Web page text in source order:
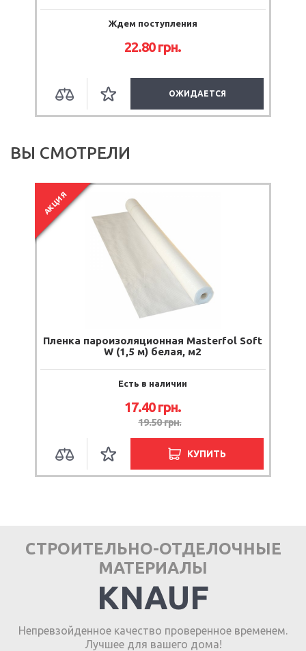
Ждем поступления
22.80грн.
ОЖИДАЕТСЯ
ВЫ СМОТРЕЛИ
АКЦИЯ
Пленка пароизоляционная Masterfol Soft
W (1,5 м) белая, м2
Есть в наличии
17.40грн.
19.50грн.
КУПИТЬ
СТРОИТЕЛЬНО-ОТДЕЛОЧНЫЕ
МАТЕРИАЛЫ
KNAUF
Непревзойденное качество проверенное временем.
Лучшее для вашего дома!